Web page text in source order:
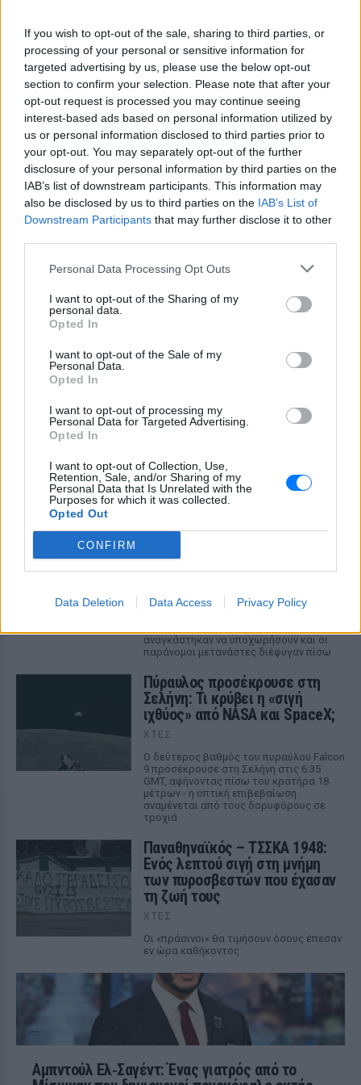
If you wish to opt-out of the sale, sharing to third parties, or
processing of your personal or sensitive information for
targeted advertising by us, please use the below opt-out
section to confirm your selection. Please note that after your
opt-out request is processed you may continue seeing
interest-based ads based on personal information utilized by
us or personal information disclosed to third parties prior to
your opt-out. You may separately opt-out of the further
disclosure of your personal information by third parties on the
IAB’s list of downstream participants. This information may
also be disclosed by us to third parties on the IAB’s List of
Downstream Participants that may further disclose it to other
Personal Data Processing Opt Outs
I want to opt-out of the Sharing of my
personal data.
Opted In
I want to opt-out of the Sale of my
Personal Data.
Opted In
I want to opt-out of processing my
Personal Data for Targeted Advertising.
Opted In
I want to opt-out of Collection, Use,
Retention, Sale, and/or Sharing of my
Personal Data that Is Unrelated with the
Purposes for which it was collected.
Opted Out
CONFIRM
Data Deletion Data Access Privacy Policy
ΔΕΙΤΕ ΕΠΙΣΗΣ
ΣΤΗΝ ΙΔΙΑ ΚΑΤΗΓΟΡΙΑ
Εντοπίστηκε σήραγγα 40
μέτρων στη Λιθουανία για τη
μεταναστών από τη
ΧΤΕΣ
επίθεση σε μία περίπτωση από ομάδα
αναγκάστηκαν να υποχωρήσουν και οι
παράνομοι μετανάστες διέφυγαν πίσω
Πύραυλος προσέκρουσε στη
Σελήνη: Τι κρύβει η «σιγή
ιχθύος» από NASA και SpaceX;
ΧΤΕΣ
Ο δεύτερος βαθμός του πυραύλου Falcon
9 προσέκρουσε στη Σελήνη στις 6:35
GMT, αφήνοντας πίσω του κρατήρα 18
μέτρων - η οπτική επιβεβαίωση
αναμένεται από τους δορυφόρους σε
τροχιά
Παναθηναϊκός – ΤΣΣΚΑ 1948:
Ενός λεπτού σιγή στη μνήμη
των πυροσβεστών που έχασαν
τη ζωή τους
ΧΤΕΣ
Οι «πράσινοι« θα τιμήσουν όσους έπεσαν
εν ώρα καθήκοντος
Αμπντούλ Ελ‑Σαγέντ: Ένας γιατρός από το